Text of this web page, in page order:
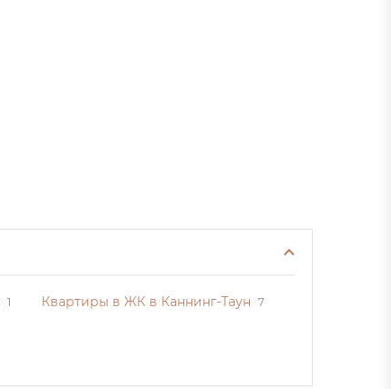
1 Квартиры в ЖК в Каннинг-Таун 7